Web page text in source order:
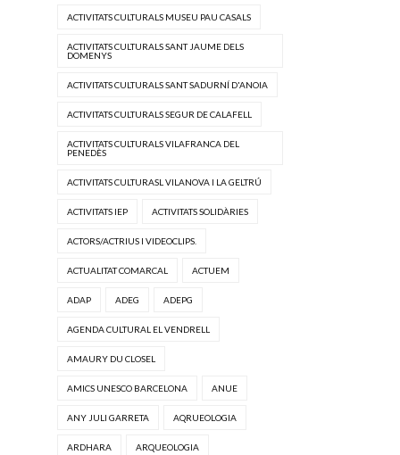
ACTIVITATS CULTURALS MUSEU PAU CASALS
ACTIVITATS CULTURALS SANT JAUME DELS
DOMENYS
ACTIVITATS CULTURALS SANT SADURNÍ D'ANOIA
ACTIVITATS CULTURALS SEGUR DE CALAFELL
ACTIVITATS CULTURALS VILAFRANCA DEL
PENEDÈS
ACTIVITATS CULTURASL VILANOVA I LA GELTRÚ
ACTIVITATS IEP ACTIVITATS SOLIDÀRIES
ACTORS/ACTRIUS I VIDEOCLIPS.
ACTUALITAT COMARCAL ACTUEM
ADAP ADEG ADEPG
AGENDA CULTURAL EL VENDRELL
AMAURY DU CLOSEL
AMICS UNESCO BARCELONA ANUE
ANY JULI GARRETA AQRUEOLOGIA
ARDHARA ARQUEOLOGIA